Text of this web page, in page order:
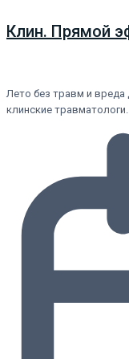
Клин. Прямой
Лето без травм и
клинские травматологи.